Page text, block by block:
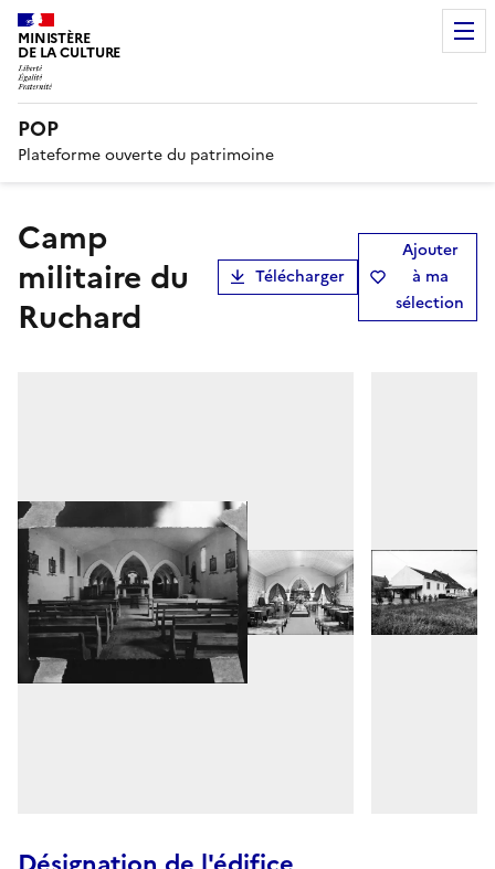
MINISTÈRE
DE LA CULTURE
POP
Plateforme ouverte du patrimoine
Camp
militaire du
Ruchard
Télécharger
Ajouter
à ma
sélection